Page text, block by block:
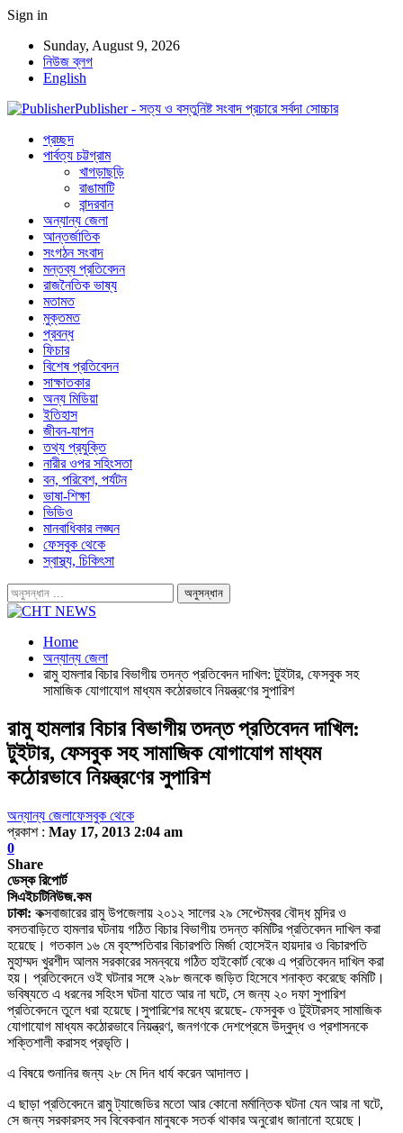
Sign in
Sunday, August 9, 2026
নিউজ ব্লগ
English
Publisher - সত্য ও বস্তুনিষ্ট সংবাদ প্রচারে সর্বদা সোচ্চার
প্রচ্ছদ
পার্বত্য চট্টগ্রাম
খাগড়াছড়ি
রাঙামাটি
বান্দরবান
অন্যান্য জেলা
আন্তর্জাতিক
সংগঠন সংবাদ
মন্তব্য প্রতিবেদন
রাজনৈতিক ভাষ্য
মতামত
মুক্তমত
প্রবন্ধ
ফিচার
বিশেষ প্রতিবেদন
সাক্ষাতকার
অন্য মিডিয়া
ইতিহাস
জীবন-যাপন
তথ্য প্রযুক্তি
নারীর ওপর সহিংসতা
বন, পরিবেশ, পর্যটন
ভাষা-শিক্ষা
ভিডিও
মানবাধিকার লঙ্ঘন
ফেসবুক থেকে
স্বাস্থ্য, চিকিৎসা
Home
অন্যান্য জেলা
রামু হামলার বিচার বিভাগীয় তদন্ত প্রতিবেদন দাখিল: টুইটার, ফেসবুক সহ
সামাজিক যোগাযোগ মাধ্যম কঠোরভাবে নিয়ন্ত্রণের সুপারিশ
রামু হামলার বিচার বিভাগীয় তদন্ত প্রতিবেদন দাখিল:
টুইটার, ফেসবুক সহ সামাজিক যোগাযোগ মাধ্যম
কঠোরভাবে নিয়ন্ত্রণের সুপারিশ
অন্যান্য জেলাফেসবুক থেকে
প্রকাশ : May 17, 2013 2:04 am
0
Share
ডেস্ক রিপোর্ট
সিএইচটিনিউজ.কম
ঢাকা: কক্সবাজারের রামু উপজেলায় ২০১২ সালের ২৯ সেপ্টেম্বর বৌদ্ধ মন্দির ও
বসতবাড়িতে হামলার ঘটনায় গঠিত বিচার বিভাগীয় তদন্ত কমিটির প্রতিবেদন দাখিল করা
হয়েছে। গতকাল ১৬ মে বৃহস্পতিবার বিচারপতি মির্জা হোসেইন হায়দার ও বিচারপতি
মুহাম্মদ খুরশীদ আলম সরকারের সমন্বয়ে গঠিত হাইকোর্ট বেঞ্চে এ প্রতিবেদন দাখিল করা
হয়। প্রতিবেদনে ওই ঘটনার সঙ্গে ২৯৮ জনকে জড়িত হিসেবে শনাক্ত করেছে কমিটি।
ভবিষ্যতে এ ধরনের সহিংস ঘটনা যাতে আর না ঘটে, সে জন্য ২০ দফা সুপারিশ
প্রতিবেদনে তুলে ধরা হয়েছে। সুপারিশের মধ্যে রয়েছে- ফেসবুক ও টুইটারসহ সামাজিক
যোগাযোগ মাধ্যম কঠোরভাবে নিয়ন্ত্রণ, জনগণকে দেশপ্রেমে উদ্বুদ্ধ ও প্রশাসনকে
শক্তিশালী করাসহ প্রভৃতি।
এ বিষয়ে শুনানির জন্য ২৮ মে দিন ধার্য করেন আদালত।
এ ছাড়া প্রতিবেদনে রামু ট্যাজেডির মতো আর কোনো মর্মান্তিক ঘটনা যেন আর না ঘটে,
সে জন্য সরকারসহ সব বিবেকবান মানুষকে সতর্ক থাকার অনুরোধ জানানো হয়েছে।